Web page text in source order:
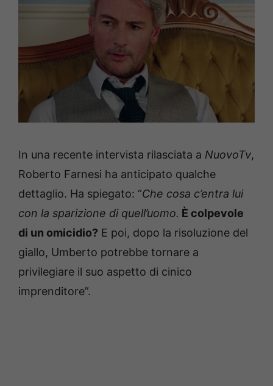
In una recente intervista rilasciata a NuovoTv,
Roberto Farnesi ha anticipato qualche
dettaglio. Ha spiegato: “Che cosa c’entra lui
con la sparizione di quell’uomo. È colpevole
di un omicidio? E poi, dopo la risoluzione del
giallo, Umberto potrebbe tornare a
privilegiare il suo aspetto di cinico
imprenditore”.